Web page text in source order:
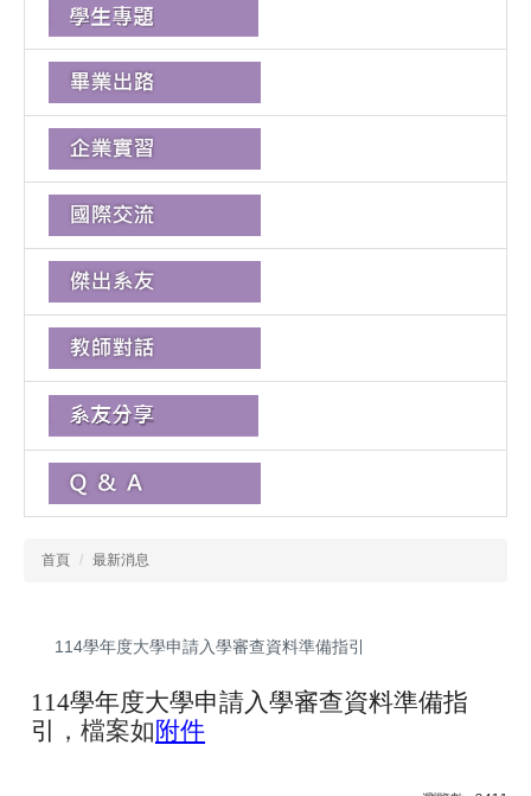
首頁 最新消息
114學年度大學申請入學審查資料準備指引
114學年度大學申請入學審查資料準備指
引
，檔案如附件